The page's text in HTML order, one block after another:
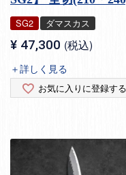
SG2 ダマスカス
¥ 47,300 税込
＋詳しく見る
お気に入りに登録する